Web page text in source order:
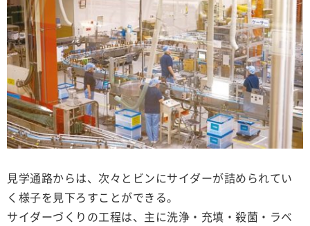
見学通路からは、次々とビンにサイダーが詰められてい
く様子を見下ろすことができる。
サイダーづくりの工程は、主に洗浄・充填・殺菌・ラベ